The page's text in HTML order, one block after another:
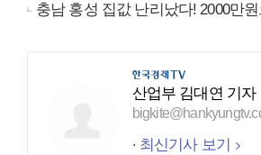
충남 홍성 집값 난리났다! 2000만
산업부 김대연 기자
최신기사 보기